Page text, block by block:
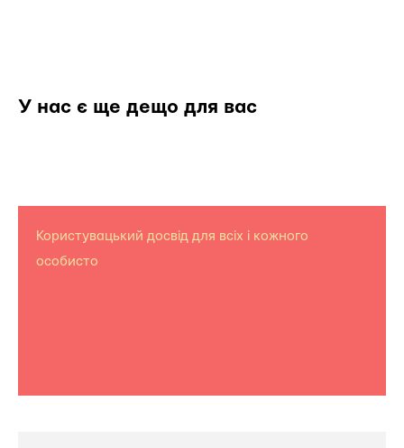
У нас є ще дещо для вас
Користувацький досвід для всіх і кожного
особисто